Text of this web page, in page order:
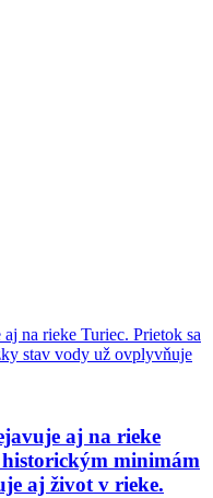
aj na rieke
minimám
aj život v rieke.